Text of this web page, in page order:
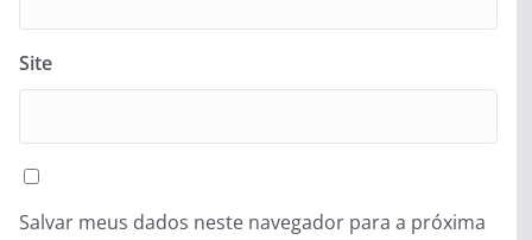
Site
Salvar meus dados neste navegador para a próxima